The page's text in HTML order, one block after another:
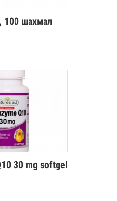
шахмал
30 mg softgel